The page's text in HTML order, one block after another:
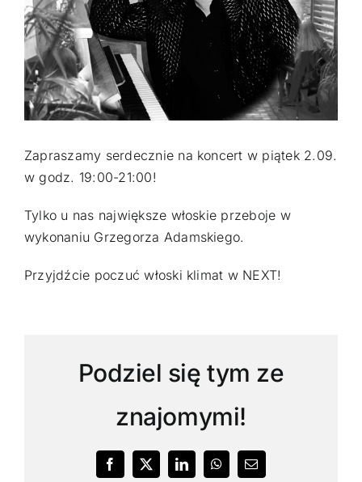
GALERIA
KONTAKT
ZAMÓW
Zapraszamy serdecznie na koncert w piątek 2.09.
w godz. 19:00-21:00!
Tylko u nas największe włoskie przeboje w
wykonaniu Grzegorza Adamskiego.
Przyjdźcie poczuć włoski klimat w NEXT!
Podziel się tym ze
znajomymi!
Facebook
X LinkedInWhatsApp
Email